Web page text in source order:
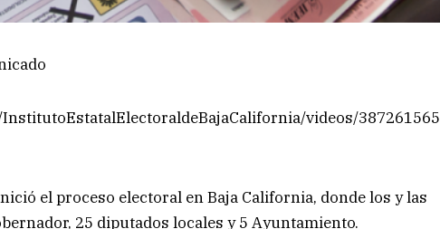
videos/387261565
el proceso electoral en Baja California, donde los y las
25 diputados locales y 5 Ayuntamiento.